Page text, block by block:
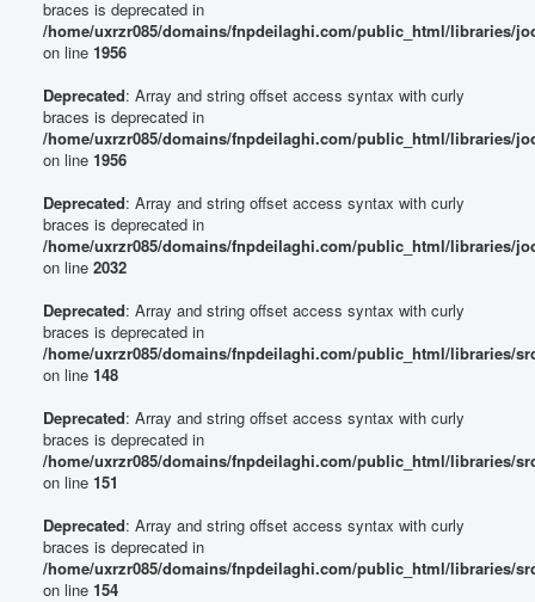
braces is deprecated in
/home/uxrzr085/domains/fnpdeilaghi.com/public_html/libraries/
on line 1956
Deprecated: Array and string offset access syntax with curly
braces is deprecated in
/home/uxrzr085/domains/fnpdeilaghi.com/public_html/libraries/
on line 1956
Deprecated: Array and string offset access syntax with curly
braces is deprecated in
/home/uxrzr085/domains/fnpdeilaghi.com/public_html/libraries/
on line 2032
Deprecated: Array and string offset access syntax with curly
braces is deprecated in
/home/uxrzr085/domains/fnpdeilaghi.com/public_html/libraries/
on line 148
Deprecated: Array and string offset access syntax with curly
braces is deprecated in
/home/uxrzr085/domains/fnpdeilaghi.com/public_html/libraries/
on line 151
Deprecated: Array and string offset access syntax with curly
braces is deprecated in
/home/uxrzr085/domains/fnpdeilaghi.com/public_html/libraries/
on line 154